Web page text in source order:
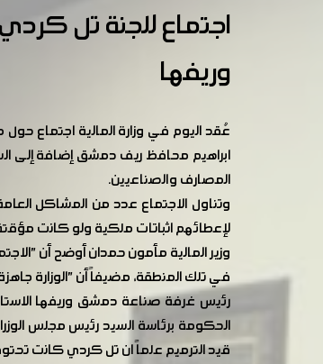
اجتماع للجنة تل
وريفها
عُقد اليوم في وزارة المالية اجتماع
ابراهيم محافظ ريف دمشق إضافة إلى
المصارف والصناعيين.
لإعطائهم اثباتات ملكية ولو كانت
وزير المالية مأمون حمدان أوضح أن
في تلك المنطقة، مضيفاً أن "الوزارة
رئيس غرفة صناعة دمشق وريفها
قيد الترميم علماً ان تل كردي كانت تحتوي على ما يقارب